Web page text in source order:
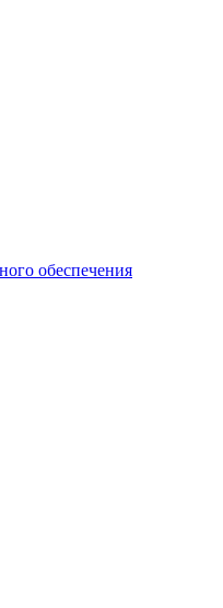
обеспечения